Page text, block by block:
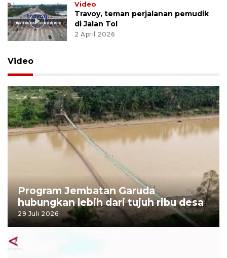
Video
Travoy, teman perjalanan pemudik
di Jalan Tol
2 April 2026
Video
Program Jembatan Garuda
hubungkan lebih dari tujuh ribu desa
29 Juli 2026